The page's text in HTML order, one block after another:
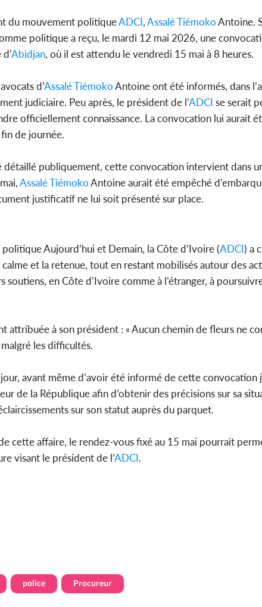
du mouvement politiqueADCI,Assalé TiémokoAntoine.
politique a reçu, le mardi 12 mai 2026, une
Abidjan, où il est attendu le vendredi 15 mai à 8 heures.
d’Assalé TiémokoAntoine ont été informés, dans
judiciaire. Peu après, le président de l’ADCI se serait
officiellement connaissance. La convocation lui aurait
de journée.
détaillé publiquement, cette convocation intervient dans
Assalé TiémokoAntoine aurait été empêché
justificatif ne lui soit présenté sur place.
Aujourd’hui et Demain, la Côte d’Ivoire (ADCI) a
et la retenue, tout en restant mobilisés autour des
en Côte d’Ivoire comme à l’étranger, à
attribuée à son président : « Aucun chemin de fleurs ne
les difficultés.
avant même d’avoir été informé de cette convocation
de la République afin d’obtenir des précisions sur sa
sur son statut auprès du parquet.
cette affaire, le rendez-vous fixé au 15 mai pourrait
visant le président de l’ADCI.
police Procureur